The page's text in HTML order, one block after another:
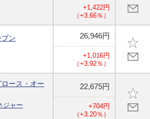
+1,422円
（+3.66％）
ン 26,946円
+1,016円
（+3.92％）
ース・オー
ジャー
22,675円
+704円
（+3.20％）